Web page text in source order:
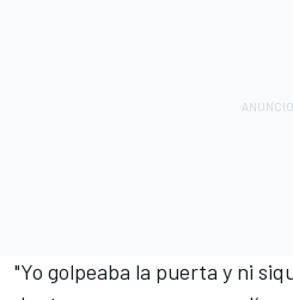
"Yo golpeaba la puerta y ni